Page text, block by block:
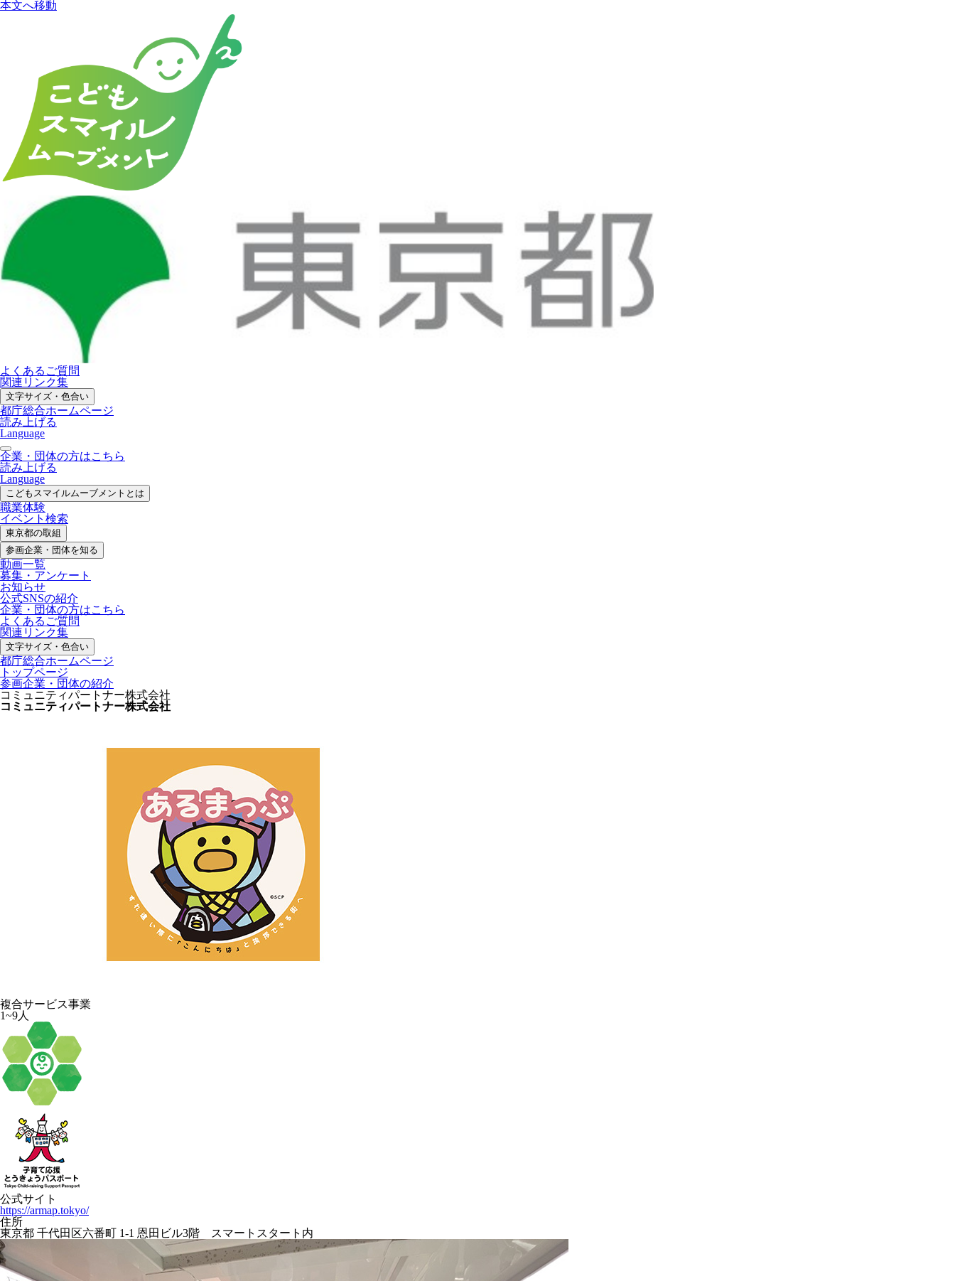
本文へ移動
よくあるご質問
関連リンク集
文字サイズ・色合い
都庁総合ホームページ
読み上げる
Language
企業・団体の方はこちら
読み上げる
Language
こどもスマイルムーブメントとは
職業体験
イベント検索
東京都の取組
参画企業・ 団体を知る
動画一覧
募集・ アンケート
お知らせ
公式SNSの紹介
企業・団体の方はこちら
よくあるご質問
関連リンク集
文字サイズ・色合い
都庁総合ホームページ
トップページ
参画企業・団体の紹介
コミュニティパートナー株式会社
コミュニティパートナー株式会社
複合サービス事業
1~9人
公式サイト
https://armap.tokyo/
住所
東京都 千代田区六番町 1-1 恩田ビル3階 スマートスタート内